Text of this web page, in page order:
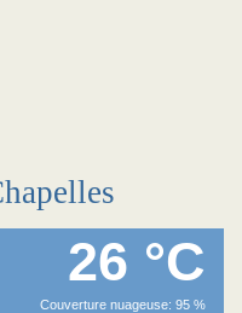
26 °C
Couverture nuageuse: 95 %